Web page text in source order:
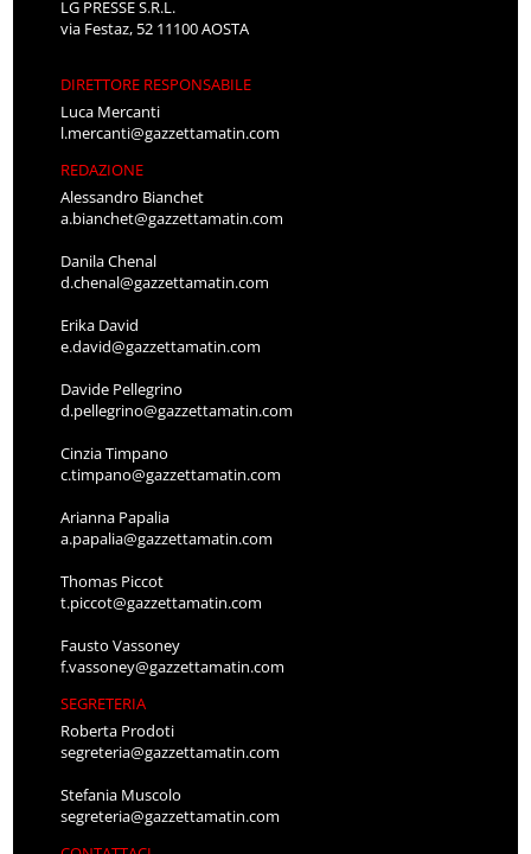
LG PRESSE S.R.L.
via Festaz, 52 11100 AOSTA
DIRETTORE RESPONSABILE
Luca Mercanti
l.mercanti@gazzettamatin.com
REDAZIONE
Alessandro Bianchet
a.bianchet@gazzettamatin.com
Danila Chenal
d.chenal@gazzettamatin.com
Erika David
e.david@gazzettamatin.com
Davide Pellegrino
d.pellegrino@gazzettamatin.com
Cinzia Timpano
c.timpano@gazzettamatin.com
Arianna Papalia
a.papalia@gazzettamatin.com
Thomas Piccot
t.piccot@gazzettamatin.com
Fausto Vassoney
f.vassoney@gazzettamatin.com
SEGRETERIA
Roberta Prodoti
segreteria@gazzettamatin.com
Stefania Muscolo
segreteria@gazzettamatin.com